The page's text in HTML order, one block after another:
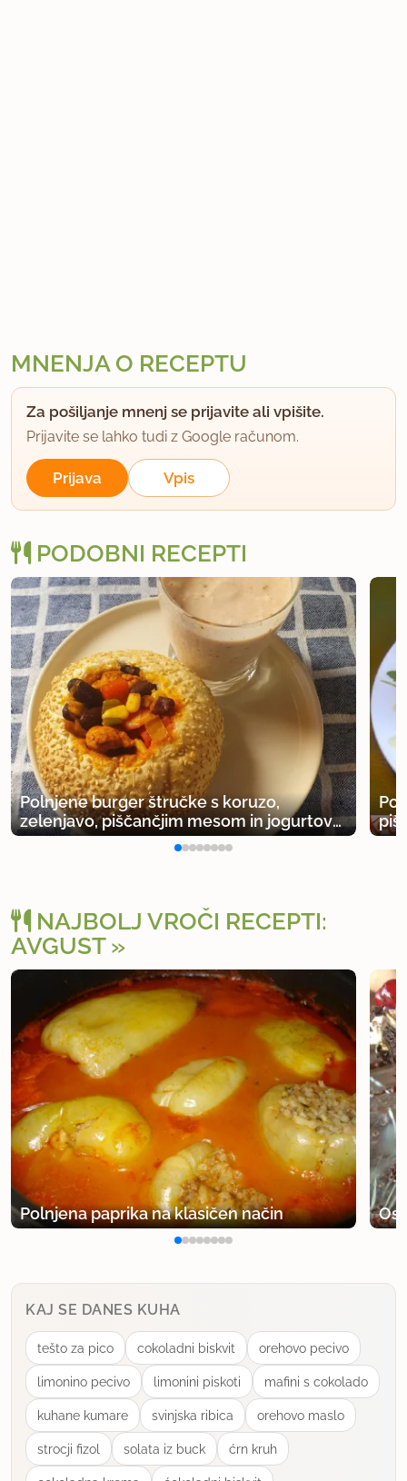
MNENJA O RECEPTU
Za pošiljanje mnenj se prijavite ali vpišite.
Prijavite se lahko tudi z Google računom.
Prijava Vpis
PODOBNI RECEPTI
Polnjene burger štručke s koruzo,
zelenjavo, piščančjim mesom in jogurtovo
omako v pečici
NAJBOLJ VROČI RECEPTI:
AVGUST
Polnjena paprika na klasičen način
KAJ SE DANES KUHA
tešto za pico cokoladni biskvit orehovo pecivo
limonino pecivo limonini piskoti mafini s cokolado
kuhane kumare svinjska ribica orehovo maslo
strocji fizol solata iz buck ćrn kruh